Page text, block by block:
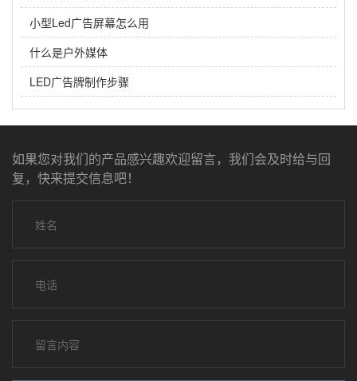
小型Led广告屏幕怎么用
什么是户外媒体
LED广告牌制作步骤
如果您对我们的产品感兴趣欢迎留言，我们会及时给与回
复，快来提交信息吧！